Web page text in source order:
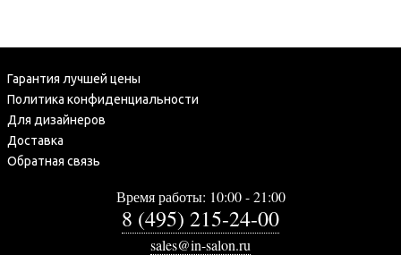
Гарантия лучшей цены
Политика конфиденциальности
Для дизайнеров
Доставка
Обратная связь
Время работы: 10:00 - 21:00
8 (495) 215-24-00
sales@in-salon.ru